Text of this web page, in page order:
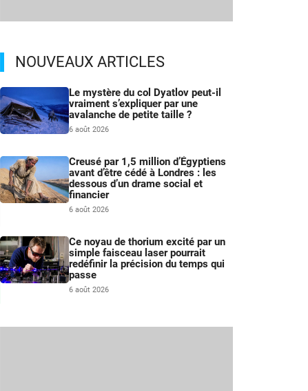
NOUVEAUX ARTICLES
Le mystère du col Dyatlov peut-il
vraiment s’expliquer par une
avalanche de petite taille ?
6 août 2026
Creusé par 1,5 million d’Égyptiens
avant d’être cédé à Londres : les
dessous d’un drame social et
financier
6 août 2026
Ce noyau de thorium excité par un
simple faisceau laser pourrait
redéfinir la précision du temps qui
passe
6 août 2026